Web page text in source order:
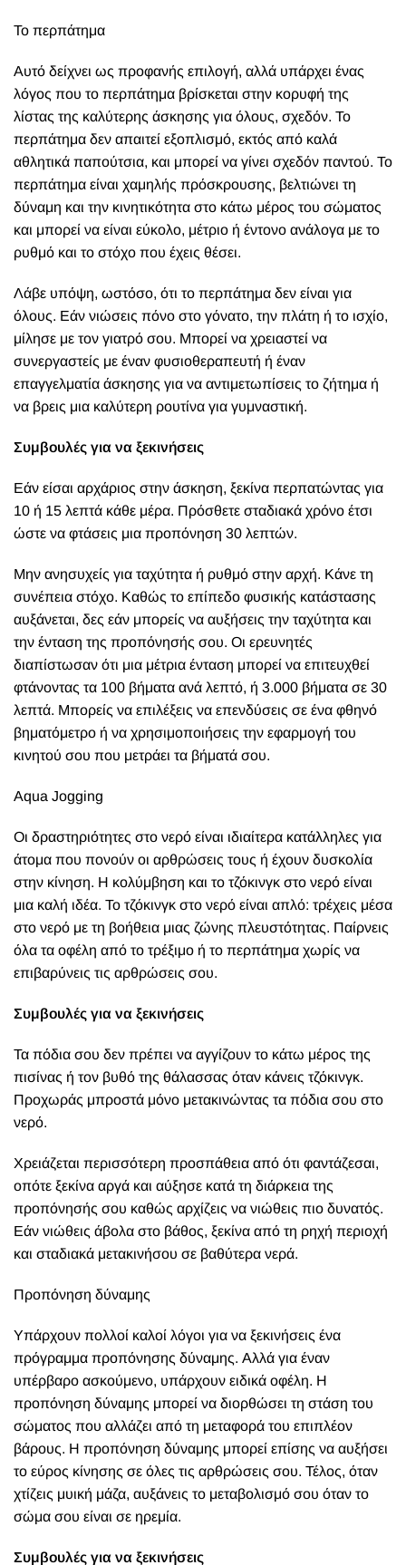
Το περπάτημα
Αυτό δείχνει ως προφανής επιλογή, αλλά υπάρχει ένας
λόγος που το περπάτημα βρίσκεται στην κορυφή της
λίστας της καλύτερης άσκησης για όλους, σχεδόν. Το
περπάτημα δεν απαιτεί εξοπλισμό, εκτός από καλά
αθλητικά παπούτσια, και μπορεί να γίνει σχεδόν παντού. Το
περπάτημα είναι χαμηλής πρόσκρουσης, βελτιώνει τη
δύναμη και την κινητικότητα στο κάτω μέρος του σώματος
και μπορεί να είναι εύκολο, μέτριο ή έντονο ανάλογα με το
ρυθμό και το στόχο που έχεις θέσει.
Λάβε υπόψη, ωστόσο, ότι το περπάτημα δεν είναι για
όλους. Εάν νιώσεις πόνο στο γόνατο, την πλάτη ή το ισχίο,
μίλησε με τον γιατρό σου. Μπορεί να χρειαστεί να
συνεργαστείς με έναν φυσιοθεραπευτή ή έναν
επαγγελματία άσκησης για να αντιμετωπίσεις το ζήτημα ή
να βρεις μια καλύτερη ρουτίνα για γυμναστική.
Συμβουλές για να ξεκινήσεις
Εάν είσαι αρχάριος στην άσκηση, ξεκίνα περπατώντας για
10 ή 15 λεπτά κάθε μέρα. Πρόσθετε σταδιακά χρόνο έτσι
ώστε να φτάσεις μια προπόνηση 30 λεπτών.
Μην ανησυχείς για ταχύτητα ή ρυθμό στην αρχή. Κάνε τη
συνέπεια στόχο. Καθώς το επίπεδο φυσικής κατάστασης
αυξάνεται, δες εάν μπορείς να αυξήσεις την ταχύτητα και
την ένταση της προπόνησής σου. Οι ερευνητές
διαπίστωσαν ότι μια μέτρια ένταση μπορεί να επιτευχθεί
φτάνοντας τα 100 βήματα ανά λεπτό, ή 3.000 βήματα σε 30
λεπτά. Μπορείς να επιλέξεις να επενδύσεις σε ένα φθηνό
βηματόμετρο ή να χρησιμοποιήσεις την εφαρμογή του
κινητού σου που μετράει τα βήματά σου.
Aqua Jogging
Οι δραστηριότητες στο νερό είναι ιδιαίτερα κατάλληλες για
άτομα που πονούν οι αρθρώσεις τους ή έχουν δυσκολία
στην κίνηση. Η κολύμβηση και το τζόκινγκ στο νερό είναι
μια καλή ιδέα. Το τζόκινγκ στο νερό είναι απλό: τρέχεις μέσα
στο νερό με τη βοήθεια μιας ζώνης πλευστότητας. Παίρνεις
όλα τα οφέλη από το τρέξιμο ή το περπάτημα χωρίς να
επιβαρύνεις τις αρθρώσεις σου.
Συμβουλές για να ξεκινήσεις
Τα πόδια σου δεν πρέπει να αγγίζουν το κάτω μέρος της
πισίνας ή τον βυθό της θάλασσας όταν κάνεις τζόκινγκ.
Προχωράς μπροστά μόνο μετακινώντας τα πόδια σου στο
νερό.
Χρειάζεται περισσότερη προσπάθεια από ότι φαντάζεσαι,
οπότε ξεκίνα αργά και αύξησε κατά τη διάρκεια της
προπόνησής σου καθώς αρχίζεις να νιώθεις πιο δυνατός.
Εάν νιώθεις άβολα στο βάθος, ξεκίνα από τη ρηχή περιοχή
και σταδιακά μετακινήσου σε βαθύτερα νερά.
Προπόνηση δύναμης
Υπάρχουν πολλοί καλοί λόγοι για να ξεκινήσεις ένα
πρόγραμμα προπόνησης δύναμης. Αλλά για έναν
υπέρβαρο ασκούμενο, υπάρχουν ειδικά οφέλη. Η
προπόνηση δύναμης μπορεί να διορθώσει τη στάση του
σώματος που αλλάζει από τη μεταφορά του επιπλέον
βάρους. Η προπόνηση δύναμης μπορεί επίσης να αυξήσει
το εύρος κίνησης σε όλες τις αρθρώσεις σου. Τέλος, όταν
χτίζεις μυική μάζα, αυξάνεις το μεταβολισμό σου όταν το
σώμα σου είναι σε ηρεμία.
Συμβουλές για να ξεκινήσεις